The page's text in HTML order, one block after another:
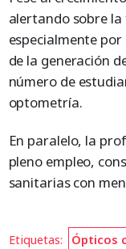
alertando sobre
especialmente
de la generación
número de
optometría.
En paralelo, la
pleno empleo,
sanitarias con
Etiquetas: Ópticos